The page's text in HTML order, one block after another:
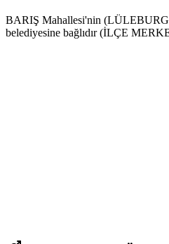
BARIŞ Mahallesi'nin
belediyesine bağlıdır (İLÇE